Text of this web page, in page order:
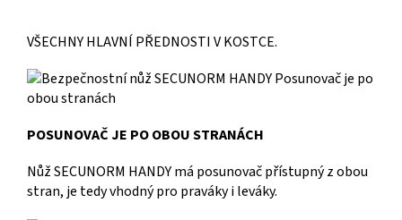
VŠECHNY HLAVNÍ PŘEDNOSTI V KOSTCE.
POSUNOVAČ JE PO OBOU STRANÁCH
Nůž SECUNORM HANDY má posunovač přístupný z obou
stran, je tedy vhodný pro praváky i leváky.